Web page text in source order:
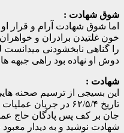
شوق شهادت :
اما شوق شهادت آرام و قرار
خون غلتیدن برادران و
را گناهی نابخشودنی میدانست
دوش او نهاده بود راهی جبهه
شهادت :
این بسیجی از ترسیم صحنه
تاریخ ۶۲/۵/۴ در
جان بر کف پس پادگان حاج
شهادت نوشید و به دیدار